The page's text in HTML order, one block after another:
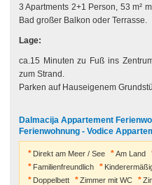
3 Apartments 2+1 Person, 53 m²
Bad großer Balkon oder Terrasse.
Lage:
ca.15 Minuten zu Fuß ins
zum Strand.
Parken auf Hauseigenem
Dalmacija Appartement
Ferienwohnung - Vodice
Direkt am Meer / See Am Land
Familienfreundlich
Doppelbett
Zimmer mit WC